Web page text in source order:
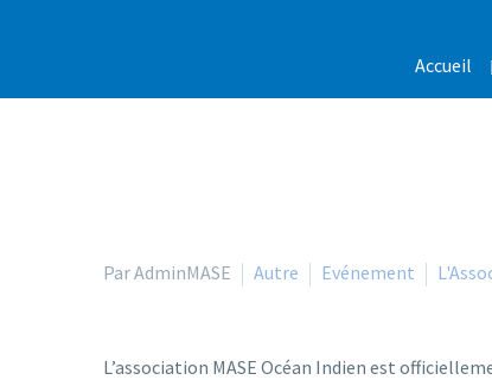
Accueil
Par AdminMASE Autre Evénement
L’association MASE Océan Indien est